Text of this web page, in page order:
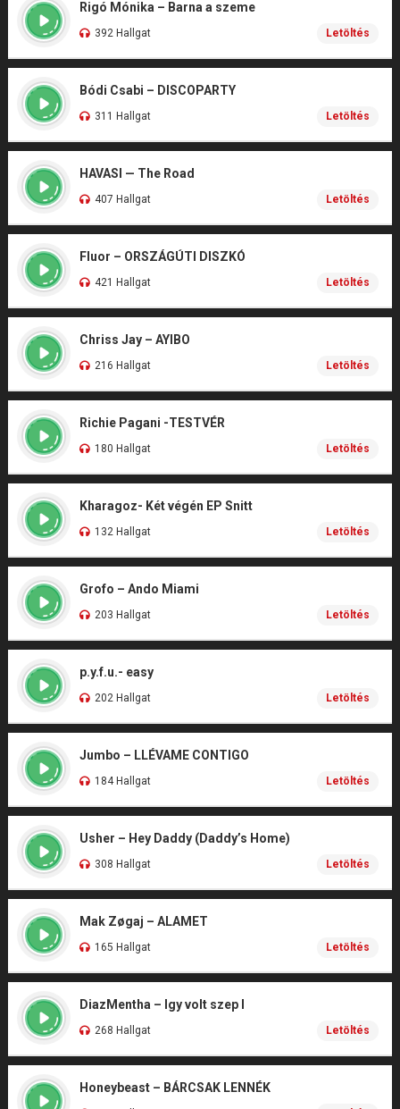
Rigó Mónika – Barna a szeme
392 Hallgat Letöltés
Bódi Csabi – DISCOPARTY
311 Hallgat Letöltés
HAVASI — The Road
407 Hallgat Letöltés
Fluor – ORSZÁGÚTI DISZKÓ
421 Hallgat Letöltés
Chriss Jay – AYIBO
216 Hallgat Letöltés
Richie Pagani -TESTVÉR
180 Hallgat Letöltés
Kharagoz- Két végén EP Snitt
132 Hallgat Letöltés
Grofo – Ando Miami
203 Hallgat Letöltés
p.y.f.u.- easy
202 Hallgat Letöltés
Jumbo – LLÉVAME CONTIGO
184 Hallgat Letöltés
Usher – Hey Daddy (Daddy’s Home)
308 Hallgat Letöltés
Mak Zøgaj – ALAMET
165 Hallgat Letöltés
DiazMentha – Igy volt szep I
268 Hallgat Letöltés
Honeybeast – BÁRCSAK LENNÉK